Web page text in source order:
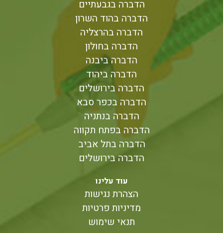
הדברה בגבעתיים
הדברה בהוד השרון
הדברה בהרצליה
הדברה בחולון
הדברה ביבנה
הדברה ביהוד
הדברה בירושלים
הדברה בכפר סבא
הדברה בנתניה
הדברה בפתח תקווה
הדברה בתל אביב
הדברה בירושלים
עוד עלינו
הצהרת נגישות
מדיניות פרטיות
תנאי שימוש